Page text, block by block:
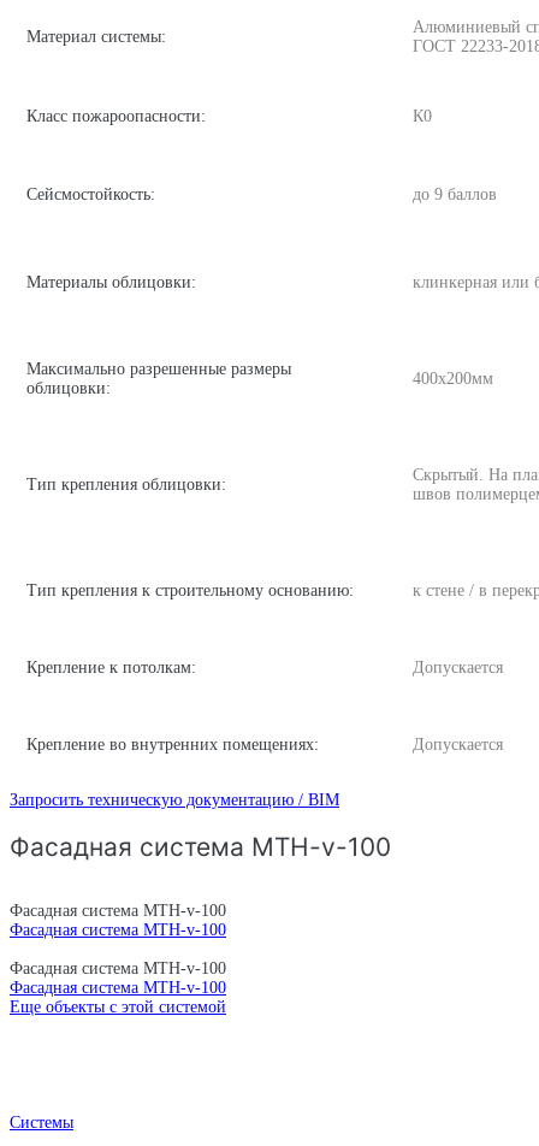
Материал системы:
Алюминиевый
ГОСТ 22233-
Класс пожароопасности: К0
Сейсмостойкость: до 9 баллов
Материалы облицовки: клинкерная или
Максимально разрешенные размеры
облицовки:
400х200мм
Тип крепления облицовки:
Скрытый. На
швов
Тип крепления к строительному основанию: к стене / в
Крепление к потолкам: Допускается
Крепление во внутренних помещениях: Допускается
Запросить техническую документацию / BIM
Фасадная система MTH-v-100
Фасадная система MTH-v-100
Фасадная система MTH-v-100
Фасадная система MTH-v-100
Фасадная система MTH-v-100
Еще объекты с этой системой
Системы